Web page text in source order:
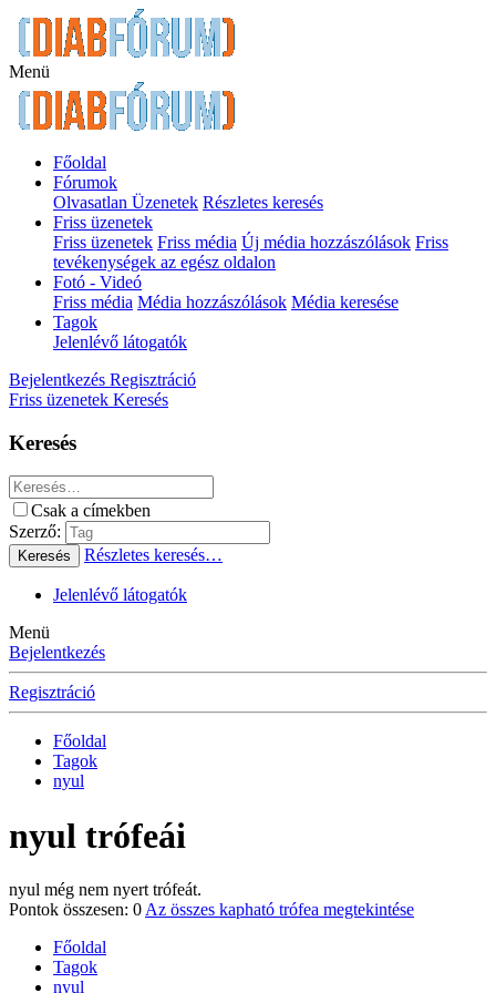
Menü
Főoldal
Fórumok
Olvasatlan Üzenetek Részletes keresés
Friss üzenetek
Friss üzenetek Friss média Új média hozzászólások Friss
tevékenységek az egész oldalon
Fotó - Videó
Friss média Média hozzászólások Média keresése
Tagok
Jelenlévő látogatók
Bejelentkezés Regisztráció
Friss üzenetek Keresés
Keresés
Csak a címekben
Szerző:
Keresés Részletes keresés…
Jelenlévő látogatók
Menü
Bejelentkezés
Regisztráció
Főoldal
Tagok
nyul
nyul trófeái
nyul még nem nyert trófeát.
Pontok összesen: 0 Az összes kapható trófea megtekintése
Főoldal
Tagok
nyul